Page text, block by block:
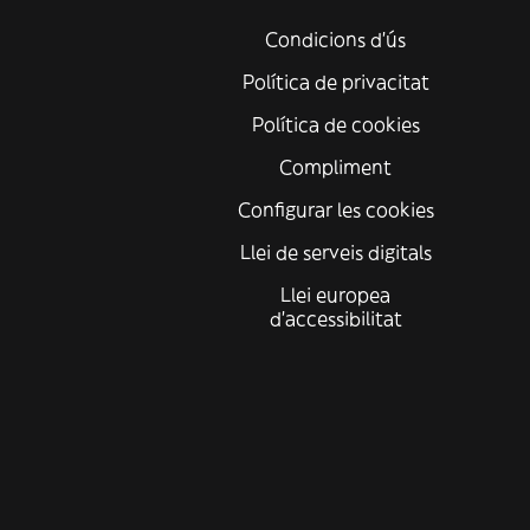
Condicions d'ús
Política de privacitat
Política de cookies
Compliment
Configurar les cookies
Llei de serveis digitals
Llei europea
d'accessibilitat